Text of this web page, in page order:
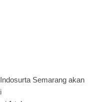
Semarang akan